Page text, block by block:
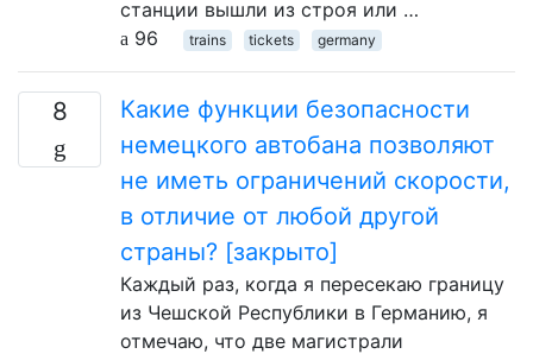
станции вышли из строя или …
96
trains tickets germany
8
Какие функции безопасности
немецкого автобана позволяют
не иметь ограничений скорости,
в отличие от любой другой
страны? [закрыто]
Каждый раз, когда я пересекаю границу
из Чешской Республики в Германию, я
отмечаю, что две магистрали